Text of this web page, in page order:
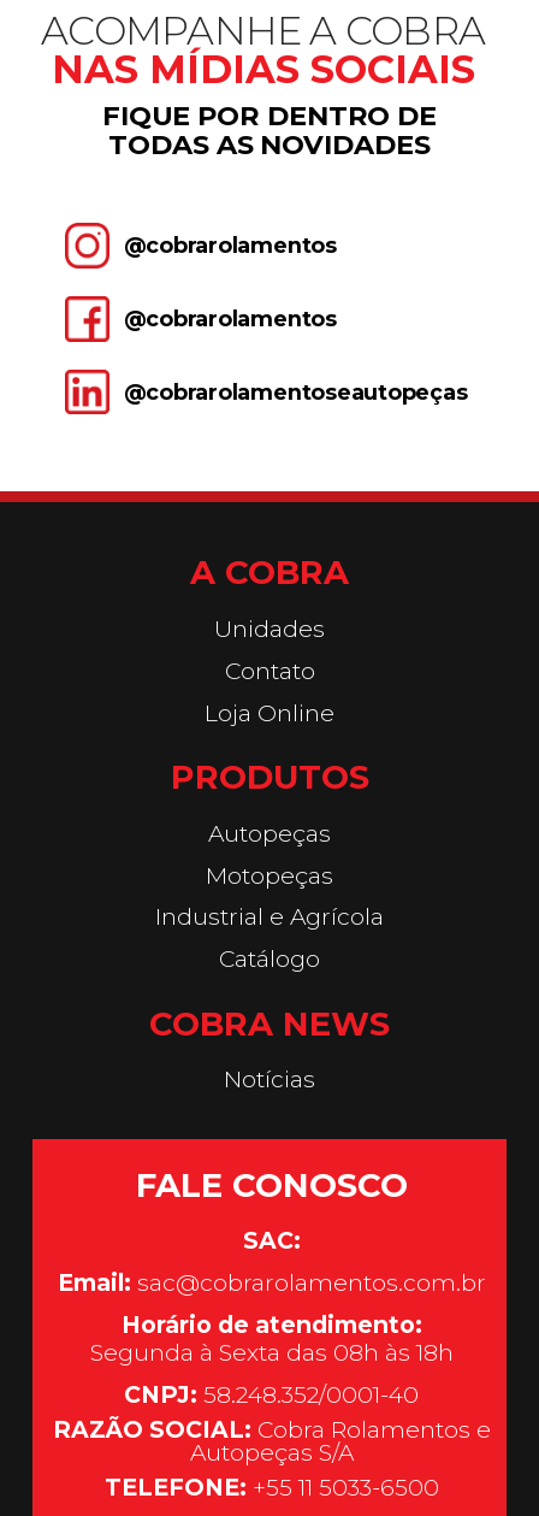
ACOMPANHE A COBRA
NAS MÍDIAS SOCIAIS
FIQUE POR DENTRO DE
TODAS AS NOVIDADES
@cobrarolamentos
@cobrarolamentos
@cobrarolamentoseautopeças
A COBRA
Unidades
Contato
Loja Online
PRODUTOS
Autopeças
Motopeças
Industrial e Agrícola
Catálogo
COBRA NEWS
Notícias
FALE CONOSCO
SAC:
Email: sac@cobrarolamentos.com.br
Horário de atendimento:
Segunda à Sexta das 08h às 18h
CNPJ: 58.248.352/0001-40
RAZÃO SOCIAL: Cobra Rolamentos e
Autopeças S/A
TELEFONE: +55 11 5033-6500